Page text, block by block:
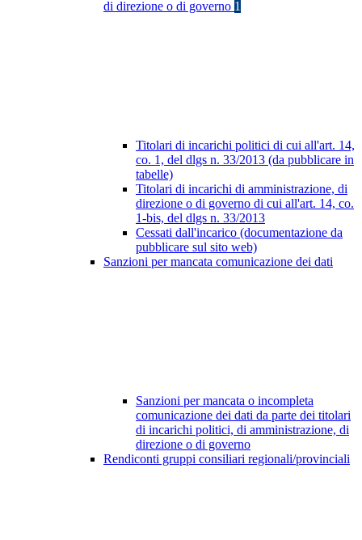
di direzione o di governo 1
Titolari di incarichi politici di cui all'art. 14,
co. 1, del dlgs n. 33/2013 (da pubblicare in
tabelle)
Titolari di incarichi di amministrazione, di
direzione o di governo di cui all'art. 14, co.
1-bis, del dlgs n. 33/2013
Cessati dall'incarico (documentazione da
pubblicare sul sito web)
Sanzioni per mancata comunicazione dei dati
Sanzioni per mancata o incompleta
comunicazione dei dati da parte dei titolari
di incarichi politici, di amministrazione, di
direzione o di governo
Rendiconti gruppi consiliari regionali/provinciali